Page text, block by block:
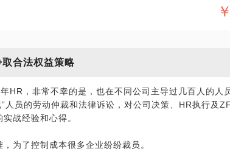
模块，一会又是三支柱，又到人力资源数字化，公司
意分享过往超过15+年的hr专业技能和心得，帮助更多
梳理？如何让保证外部招聘的高阶员工能够顺利存活？
有人帮助指导的话，会少走很多弯路。
合法权益策略
HR，非常不幸的是，也在不同公司主导过几百人的人
人员的劳动仲裁和法律诉讼，对公司决策、HR执行及
战经验和心得。
为了控制成本很多企业纷纷裁员。